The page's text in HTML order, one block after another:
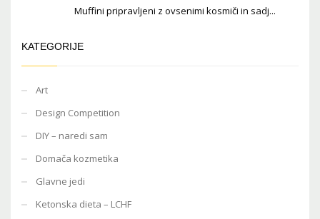
Muffini pripravljeni z ovsenimi kosmiči in sadj...
KATEGORIJE
Art
Design Competition
DIY – naredi sam
Domača kozmetika
Glavne jedi
Ketonska dieta – LCHF